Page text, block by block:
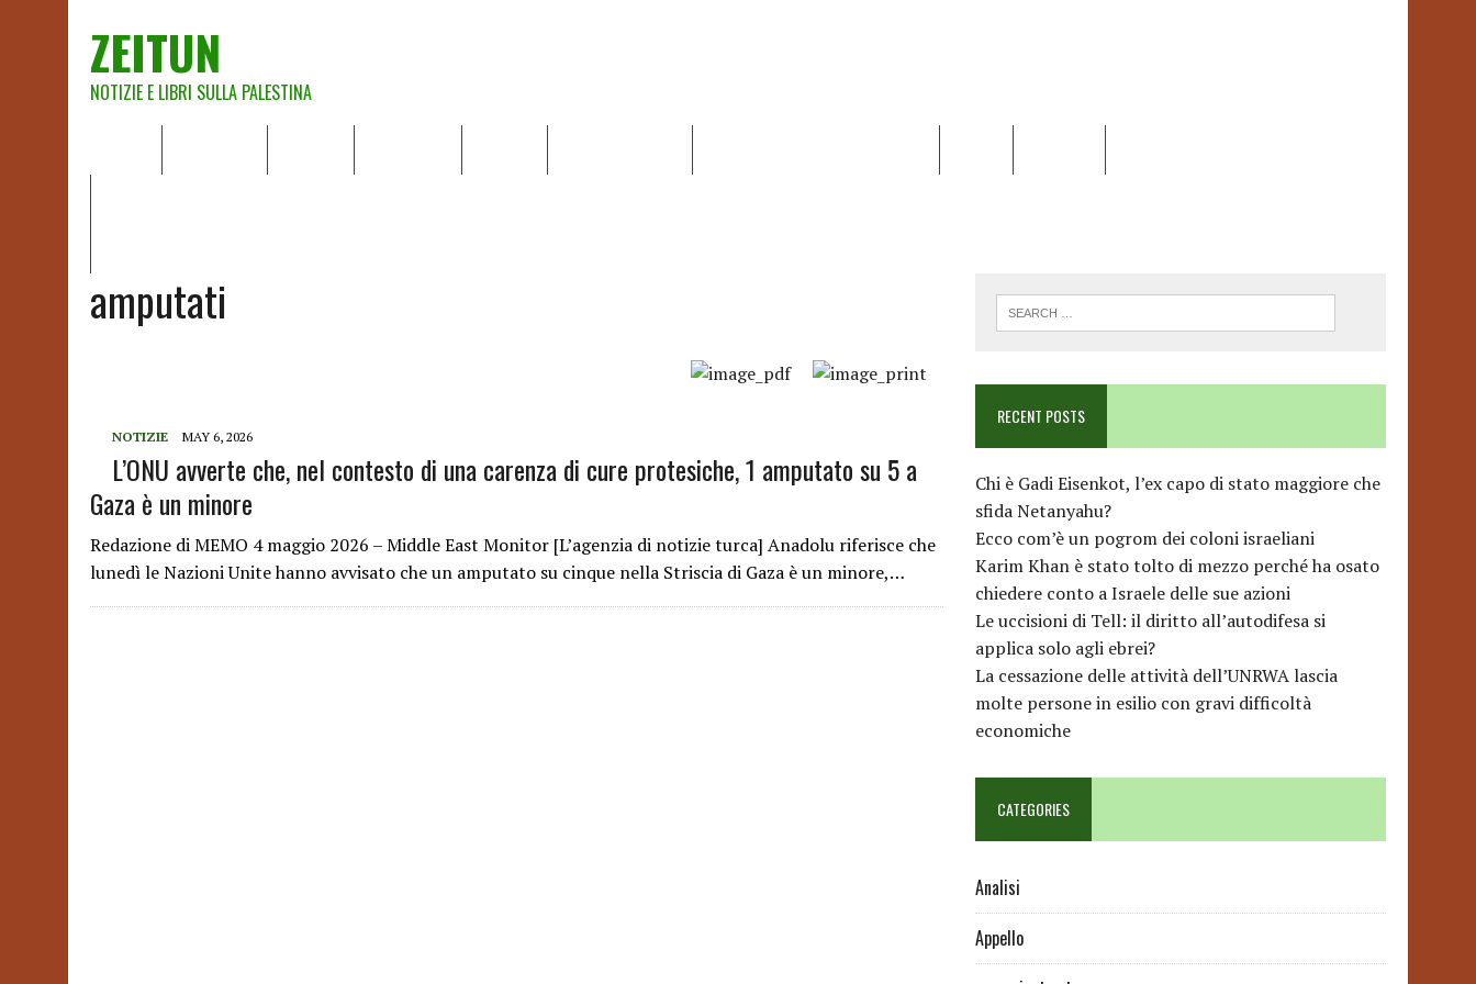
ZEITUN
NOTIZIE E LIBRI SULLA PALESTINA
amputati
NOTIZIE MAY 6, 2026
L’ONU avverte che, nel contesto di una carenza di cure protesiche, 1 amputato su 5 a
Gaza è un minore
Redazione di MEMO 4 maggio 2026 – Middle East Monitor [L’agenzia di notizie turca] Anadolu riferisce che
lunedì le Nazioni Unite hanno avvisato che un amputato su cinque nella Striscia di Gaza è un minore,…
RECENT POSTS
Chi è Gadi Eisenkot, l’ex capo di stato maggiore che
sfida Netanyahu?
Ecco com’è un pogrom dei coloni israeliani
Karim Khan è stato tolto di mezzo perché ha osato
chiedere conto a Israele delle sue azioni
Le uccisioni di Tell: il diritto all’autodifesa si
applica solo agli ebrei?
La cessazione delle attività dell’UNRWA lascia
molte persone in esilio con gravi difficoltà
economiche
CATEGORIES
Analisi
Appello